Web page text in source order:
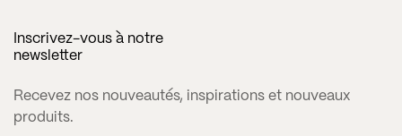
Inscrivez-vous à notre
newsletter
Recevez nos nouveautés, inspirations et nouveaux
produits.